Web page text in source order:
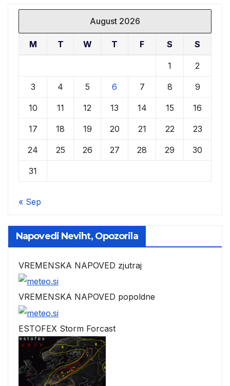
August 2026
M T W T F S S
1 2
3 4 5 6 7 8 9
10 11 12 13 14 15 16
17 18 19 20 21 22 23
24 25 26 27 28 29 30
31
« Sep
Napovedi Neviht, Opozorila
VREMENSKA NAPOVED zjutraj
VREMENSKA NAPOVED popoldne
ESTOFEX Storm Forcast